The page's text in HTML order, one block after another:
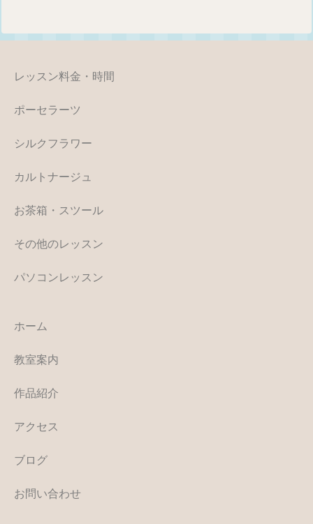
レッスン料金・時間
ポーセラーツ
シルクフラワー
カルトナージュ
お茶箱・スツール
その他のレッスン
パソコンレッスン
ホーム
教室案内
作品紹介
アクセス
ブログ
お問い合わせ